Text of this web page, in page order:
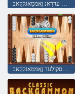
ןיילנָא עדרַאנ ןָאממַאגקקַאב
ןַאשידַא עסקולעד ןָאממַאגקקַאב